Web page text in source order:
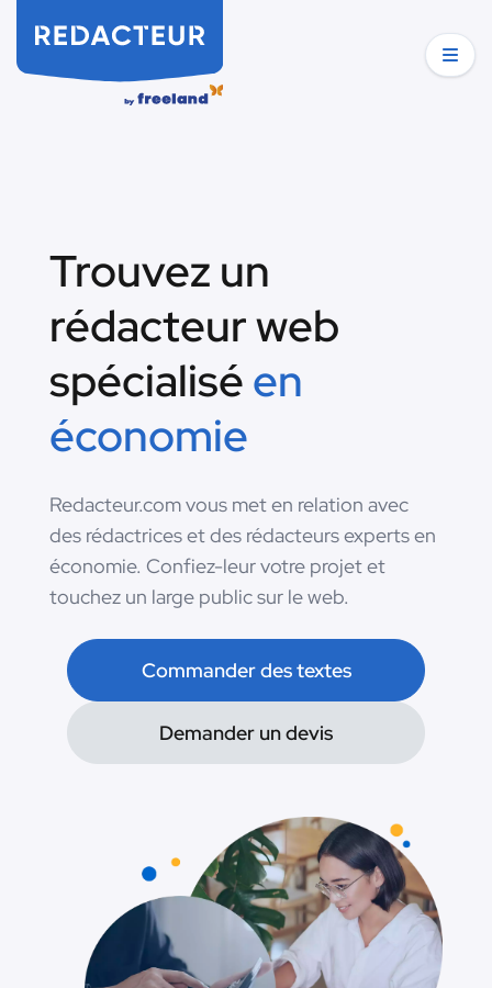
Trouvez un
rédacteur web
spécialiséen
économie
Redacteur.com vous met en relation avec
des rédactrices et des rédacteurs experts en
économie. Confiez-leur votre projet et
touchez un large public sur le web.
Commander des textes
Demander un devis